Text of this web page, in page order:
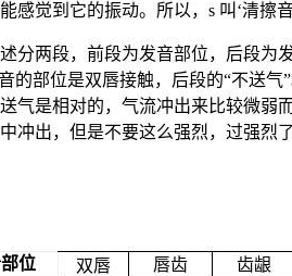
感觉到它的振动。所以，s 叫‘清擦
分两段，前段为发音部位，后段为
的部位是双唇接触，后段的“不送气
气是相对的，气流冲出来比较微弱
冲出，但是不要这么强烈，过强烈
部位 双唇 唇齿 齿龈